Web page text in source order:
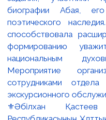
⚜️Әбілхан Қастеев